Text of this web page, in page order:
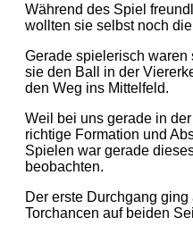
Während des Spiel
wollten sie selbst noch
Gerade spielerisch
sie den Ball in der
den Weg ins Mittelfeld.
Weil bei uns gerade in
richtige Formation und
Spielen war gerade
beobachten.
Der erste Durchgang
Torchancen auf beiden